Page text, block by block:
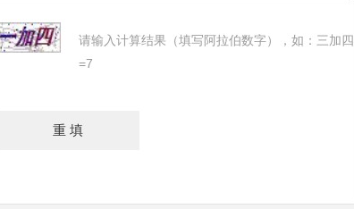
请输入计算结果（填写阿拉伯数字），如：三加四
=7